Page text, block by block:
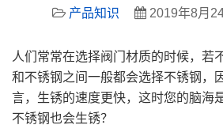
产品知识 2019年8月
人们常常在选择阀门材质的时候，若
和不锈钢之间一般都会选择不锈钢，
言，生锈的速度更快，这时您的脑海
不锈钢也会生锈？